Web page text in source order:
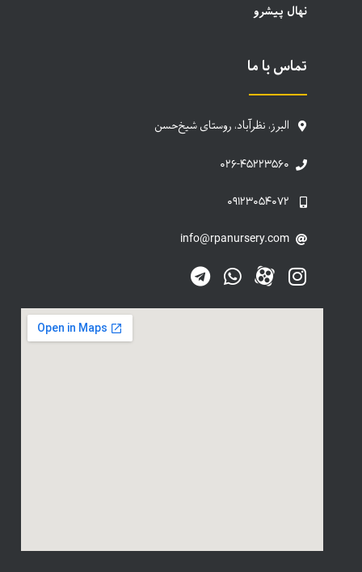
نهال پیشرو
تماس با ما
البرز، نظرآباد، روستای شیخ‌حسن
۰۲۶-۴۵۲۲۳۵۶۰
۰۹۱۲۳۰۵۴۰۷۲
info@rpanursery.com